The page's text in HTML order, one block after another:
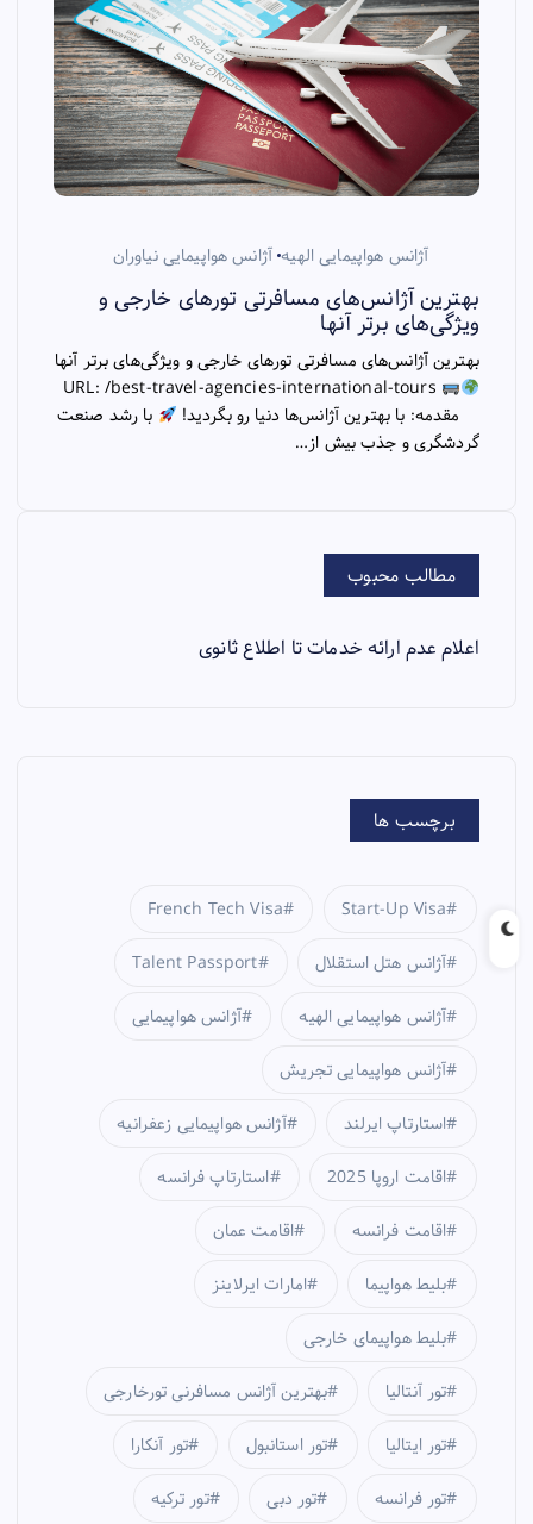
آژانس هواپیمایی الهیه آژانس هواپیمایی نیاوران
بهترین آژانس‌های مسافرتی تورهای خارجی و
ویژگی‌های برتر آنها
بهترین آژانس‌های مسافرتی تورهای خارجی و ویژگی‌های برتر آنها
URL: /best-travel-agencies-international-tours
مقدمه: با بهترین آژانس‌ها دنیا رو بگردید!
با رشد صنعت
گردشگری و جذب بیش از…
مطالب محبوب
اعلام عدم ارائه خدمات تا اطلاع ثانوی
برچسب ها
French Tech Visa Start-Up Visa
Talent Passport آژانس هتل استقلال
آژانس هواپیمایی آژانس هواپیمایی الهیه
آژانس هواپیمایی تجریش
آژانس هواپیمایی زعفرانیه استارتاپ ایرلند
استارتاپ فرانسه اقامت اروپا 2025
اقامت عمان اقامت فرانسه
امارات ایرلاینز بلیط هواپیما
بلیط هواپیمای خارجی
بهترین آژانس مسافرنی تورخارجی تور آنتالیا
تور آنکارا تور استانبول تور ایتالیا
تور ترکیه تور دبی تور فرانسه